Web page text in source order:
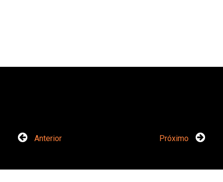
Anterior Próximo